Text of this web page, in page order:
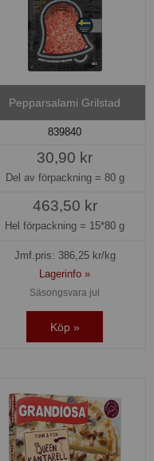
Pepparsalami Grilstad
839840
30,90 kr
Del av förpackning = 80 g
463,50 kr
Hel förpackning = 15*80 g
Jmf.pris: 386,25kr/kg
Lagerinfo »
Säsongsvara jul
Köp »